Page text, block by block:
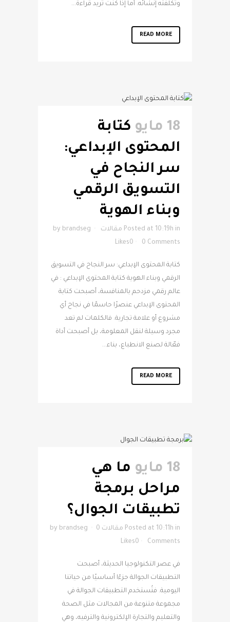
وتكلفته إنشائه. أما إذا كنت تريد قراءة...
READ MORE
18 مايو
كتابة
المحتوى الإبداعي:
سر النجاح في
التسويق الرقمي
وبناء الهوية
Posted at 10:19h in مقالات by brandseg
0 Comments
0
Likes
كتابة المحتوى الإبداعي: سر النجاح في التسويق
الرقمي وبناء الهوية كتابة المحتوى الإبداعي : في
عالم رقمي مزدحم بالمنافسة، أصبحت كتابة
المحتوى الإبداعي عنصرًا حاسمًا في نجاح أي
مشروع أو علامة تجارية. فالكلمات لم تعد
مجرد وسيلة لنقل المعلومة، بل أصبحت أداة
فعّالة لصنع الانطباع، بناء...
READ MORE
18 مايو
ما هي
مراحل برمجة
تطبيقات الجوال؟
Posted at 10:11h in مقالات by brandseg
0
Comments
0
Likes
في عصر التكنولوجيا الحديثة، أصبحت
التطبيقات الجوالة جزءًا أساسيًا من حياتنا
اليومية. فتُستخدم التطبيقات الجوالة في
مجموعة متنوعة من المجالات مثل الصحة
والتعليم والتجارة الإلكترونية والترفيه، وهي